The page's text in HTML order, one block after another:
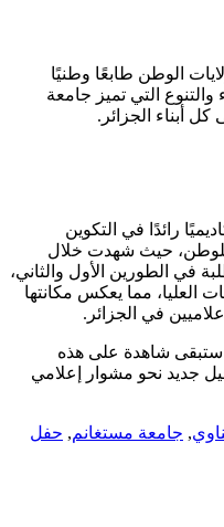
الوطن طابعًا وطنيًا
والتنوع التي تميز جامعة
أبناء الجزائر.
رائدًا في التكوين
للوطن، حيث شهدت خلال
في الطورين الأول والثاني،
العليا، مما يعكس مكانتها
في الجزائر.
ستبقى شاهدة على هذه
جديد نحو مشوار إعلامي
, جامعة مستغانم, حفل